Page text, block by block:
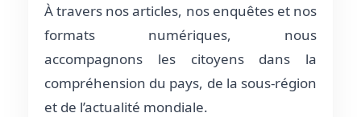
À travers nos articles, nos enquêtes et nos
formats numériques, nous
accompagnons les citoyens dans la
compréhension du pays, de la sous-région
et de l’actualité mondiale.